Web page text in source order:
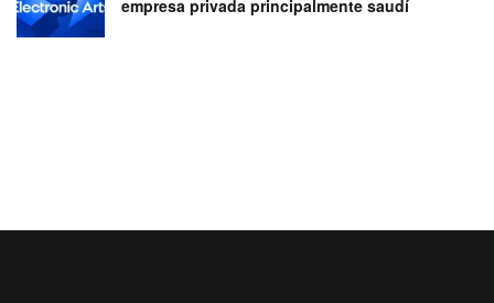
empresa privada principalmente saudí